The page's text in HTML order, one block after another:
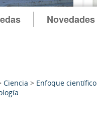
Novedades
Ciencia > Enfoque científico